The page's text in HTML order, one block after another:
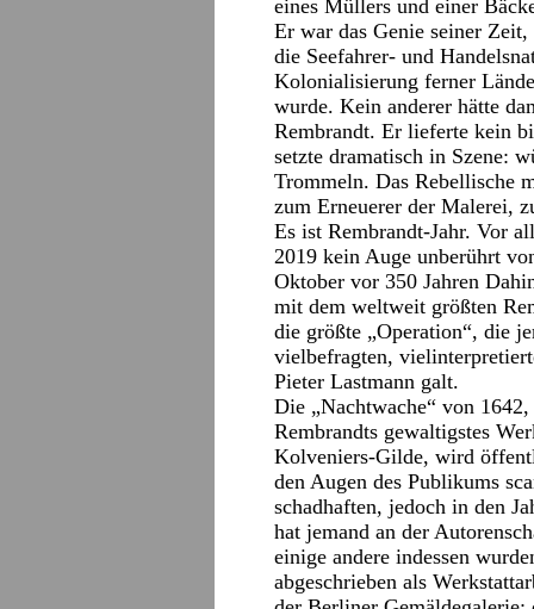
eines Müllers und einer
Er war das Genie seiner
die Seefahrer- und
Kolonialisierung ferner
wurde. Kein anderer hätte
Rembrandt. Er lieferte kein
setzte dramatisch in Szene:
Trommeln. Das Rebellische
zum Erneuerer der Malerei,
Es ist Rembrandt-Jahr. Vor
2019 kein Auge unberührt
Oktober vor 350 Jahren
mit dem weltweit größten
die größte „Operation“, die
vielbefragten,
Pieter Lastmann galt.
Die „Nachtwache“ von
Rembrandts gewaltigstes
Kolveniers-Gilde, wird
den Augen des Publikums
schadhaften, jedoch in den
hat jemand an der
einige andere indessen
abgeschrieben als